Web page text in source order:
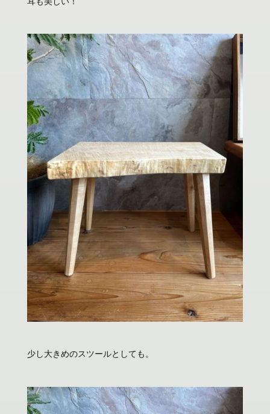
少し大きめのスツールとしても。